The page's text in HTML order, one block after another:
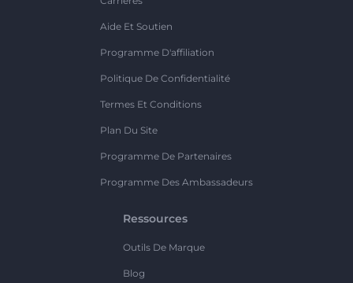
Aide Et Soutien
Programme D'affiliation
Politique De Confidentialité
Termes Et Conditions
Plan Du Site
Programme De Partenaires
Programme Des Ambassadeurs
Ressources
Outils De Marque
Blog